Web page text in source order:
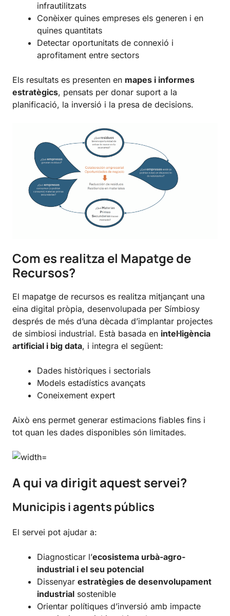
infrautilitzats
Conèixer quines empreses els generen i en
quines quantitats
Detectar oportunitats de connexió i
aprofitament entre sectors
Els resultats es presenten en mapes i informes
estratègics, pensats per donar suport a la
planificació, la inversió i la presa de decisions.
Com es realitza el Mapatgede
Recursos?
El mapatge de recursos es realitza mitjançant una
eina digital pròpia, desenvolupada per Símbiosy
després de més d’una dècada d’implantar projectes
de simbiosi industrial. Està basada en intel·ligència
artificial i big data, i integra el següent:
Dades històriques i sectorials
Models estadístics avançats
Coneixement expert
Això ens permet generar estimacions fiables fins i
tot quan les dades disponibles són limitades.
A qui va dirigit aquest servei?
Municipis i agents públics
El servei pot ajudar a:
Diagnosticar l’ecosistema urbà-agro-
industrial i el seu potencial
Dissenyar estratègies de desenvolupament
industrial sostenible
Orientar polítiques d’inversió amb impacte